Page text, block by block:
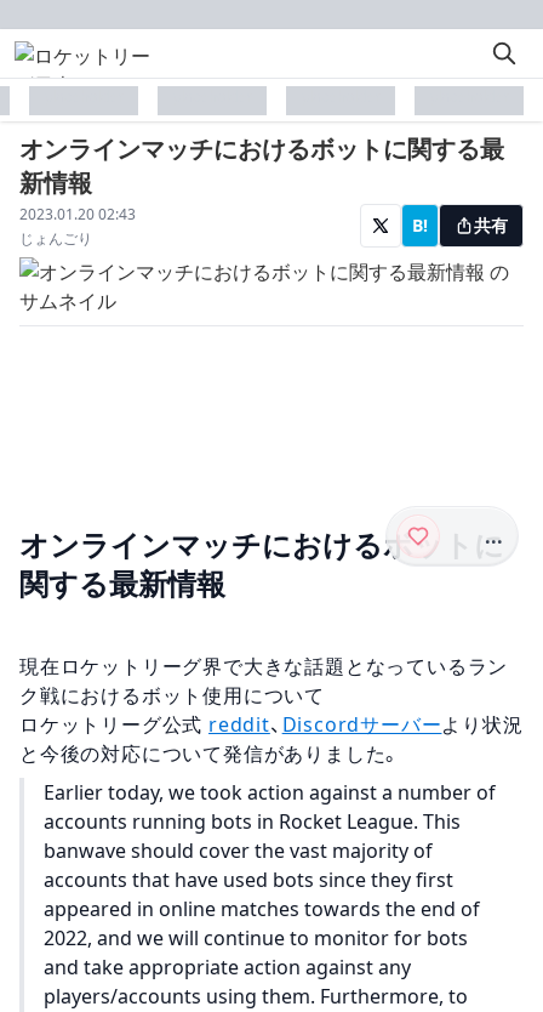
オンラインマッチにおけるボットに関する最
新情報
配信日
2023.01.20 02:43
著者
じょんごり
B! 共有
...
オンラインマッチにおけるボットに
関する最新情報
現在ロケットリーグ界で大きな話題となっているラン
ク戦におけるボット使用について
ロケットリーグ公式 reddit、 Discordサーバーより状況
と今後の対応について発信がありました。
Earlier today, we took action against a number of
accounts running bots in Rocket League. This
banwave should cover the vast majority of
accounts that have used bots since they first
appeared in online matches towards the end of
2022, and we will continue to monitor for bots
and take appropriate action against any
players/accounts using them. Furthermore, to